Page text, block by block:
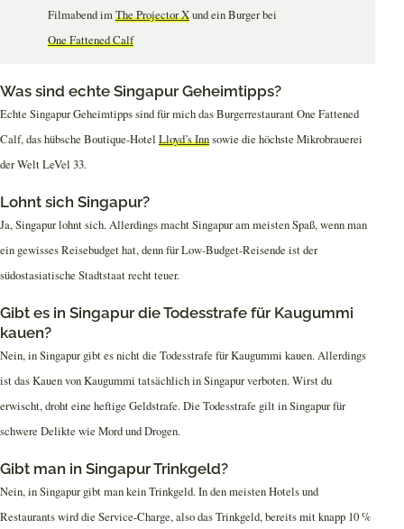
Filmabend imThe Projector Xund ein Burger bei
One Fattened Calf
Was sind echte Singapur Geheimtipps?
Echte Singapur Geheimtipps sind für mich das Burgerrestaurant One Fattened
Calf, das hübsche Boutique-Hotel Lloyd’s Innsowie die höchste Mikrobrauerei
der Welt LeVel 33.
Lohnt sich Singapur?
Ja, Singapur lohnt sich. Allerdings macht Singapur am meisten Spaß, wenn man
ein gewisses Reisebudget hat, denn für Low-Budget-Reisende ist der
südostasiatische Stadtstaat recht teuer.
Gibt es in Singapur die Todesstrafe für Kaugummi
kauen?
Nein, in Singapur gibt es nicht die Todesstrafe für Kaugummi kauen. Allerdings
ist das Kauen von Kaugummi tatsächlich in Singapur verboten. Wirst du
erwischt, droht eine heftige Geldstrafe. Die Todesstrafe gilt in Singapur für
schwere Delikte wie Mord und Drogen.
Gibt man in Singapur Trinkgeld?
Nein, in Singapur gibt man kein Trinkgeld. In den meisten Hotels und
Restaurants wird die Service-Charge, also das Trinkgeld, bereits mit knapp 10 %